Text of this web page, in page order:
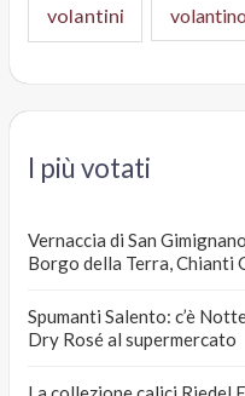
volantini volantino
I più votati
Vernaccia di San
Borgo della Terra, Chianti
Spumanti Salento: c’è
Dry Rosé al supermercato